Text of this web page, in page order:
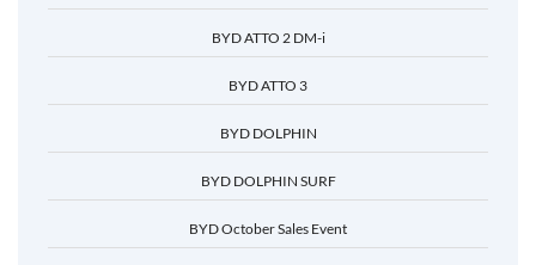
BYD ATTO 2 DM-i
BYD ATTO 3
BYD DOLPHIN
BYD DOLPHIN SURF
BYD October Sales Event